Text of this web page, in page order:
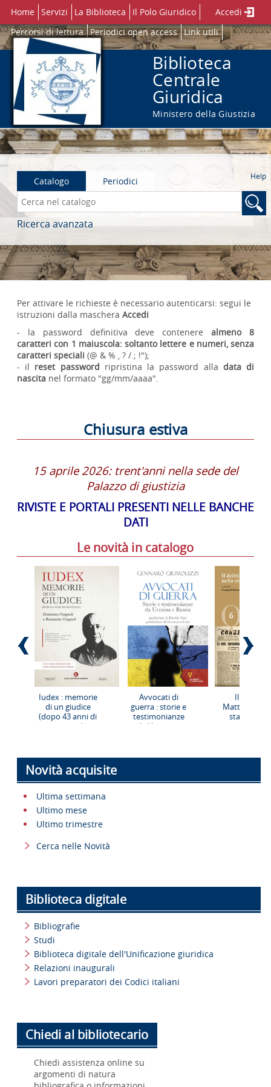
Home Servizi La Biblioteca
Il Polo Giuridico
Percorsi di lettura Periodici open access Link utili
Accedi
Biblioteca
Centrale
Giuridica
Ministero della Giustizia
Catalogo Periodici Help
Cerca su "Catalogo"
Ricerca avanzata
Per attivare le richieste è necessario autenticarsi: segui le
istruzioni dalla maschera Accedi
- la password definitiva deve contenerealmeno 8
carattericon 1 maiuscola: soltanto lettere e numeri, senza
caratteri speciali (@ & % , ? / ; !");
- il reset password ripristina la password alla data di
nascita nel formato "gg/mm/aaaa".
Chiusura estiva
15 aprile 2026: trent'anni nella sede del
Palazzo di giustizia
RIVISTE E PORTALI PRESENTI NELLE BANCHE
DATI
Le novità in catalogo
Scorri
indietro
vetrina
Iudex : memorie
di un giudice
(dopo 43 anni di
sentenze) :
parti giudiziali,
consulenti
tecnici e
testimoni
Avvocati di
guerra : storie e
testimonianze
da Ucraina e
Il delitto
Matteotti
stampa del
Novità acquisite
Ultima settimana
Ultimo mese
Ultimo trimestre
Cerca nelle Novità
Biblioteca digitale
Bibliografie
Studi
Biblioteca digitale dell'Unificazione giuridica
Relazioni inaugurali
Lavori preparatori dei Codici italiani
Chiedi al bibliotecario
Chiedi assistenza online su
argomenti di natura